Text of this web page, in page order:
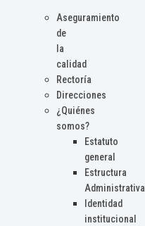
Aseguramiento
de
la
calidad
Rectoría
Direcciones
¿Quiénes
somos?
Estatuto
general
Estructura
Administrativa
Identidad
institucional